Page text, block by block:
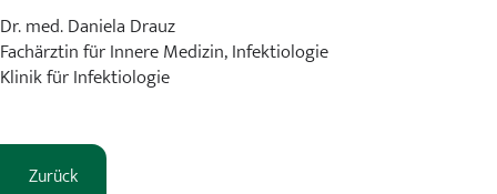
Dr. med. Daniela Drauz
Fachärztin für Innere Medizin, Infektiologie
Klinik für Infektiologie
Zurück